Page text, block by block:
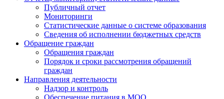
Публичный отчет
Мониторинги
Статистические данные о системе образования
Сведения об исполнении бюджетных средств
Обращение граждан
Обращения граждан
Порядок и сроки рассмотрения обращений
граждан
Направления деятельности
Надзор и контроль